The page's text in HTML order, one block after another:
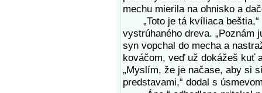
mechu mierila na ohnisko a
„Toto je tá kvíliaca beštia,“
vystrúhaného dreva. „Poznám
syn vopchal do mecha a
kováčom, veď už dokážeš kuť
„Myslím, že je načase, aby si
predstavami,“ dodal s